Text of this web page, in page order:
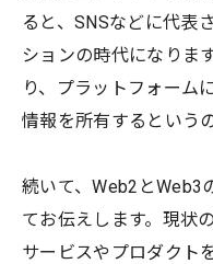
ると、SNSなどに代表
ションの時代になりま
り、プラットフォーム
情報を所有するという
続いて、Web2とWeb3
てお伝えします。現状
サービスやプロダクト